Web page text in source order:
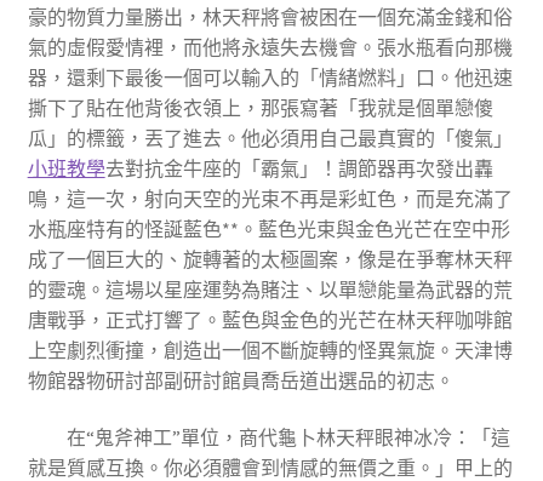
豪的物質力量勝出，林天秤將會被困在一個充滿金錢和俗
氣的虛假愛情裡，而他將永遠失去機會。張水瓶看向那機
器，還剩下最後一個可以輸入的「情緒燃料」口。他迅速
撕下了貼在他背後衣領上，那張寫著「我就是個單戀傻
瓜」的標籤，丟了進去。他必須用自己最真實的「傻氣」
小班教學去對抗金牛座的「霸氣」！調節器再次發出轟
鳴，這一次，射向天空的光束不再是彩虹色，而是充滿了
水瓶座特有的怪誕藍色**。藍色光束與金色光芒在空中形
成了一個巨大的、旋轉著的太極圖案，像是在爭奪林天秤
的靈魂。這場以星座運勢為賭注、以單戀能量為武器的荒
唐戰爭，正式打響了。藍色與金色的光芒在林天秤咖啡館
上空劇烈衝撞，創造出一個不斷旋轉的怪異氣旋。天津博
物館器物研討部副研討館員喬岳道出選品的初志。
在“鬼斧神工”單位，商代龜卜林天秤眼神冰冷：「這
就是質感互換。你必須體會到情感的無價之重。」甲上的